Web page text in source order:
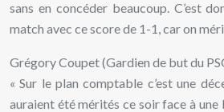
sans en concéder beaucoup. C’est
match avec ce score de 1-1, car on
Grégory Coupet (Gardien de but du
« Sur le plan comptable c’est une
auraient été mérités ce soir face à une